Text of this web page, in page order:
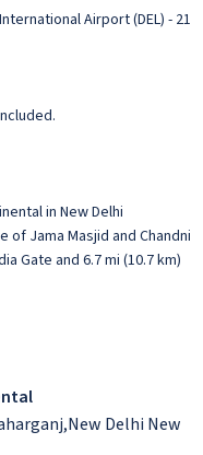
Airport (DEL) - 21
in New Delhi
of Jama Masjid and Chandni
Gate and 6.7 mi (10.7 km)
Delhi New